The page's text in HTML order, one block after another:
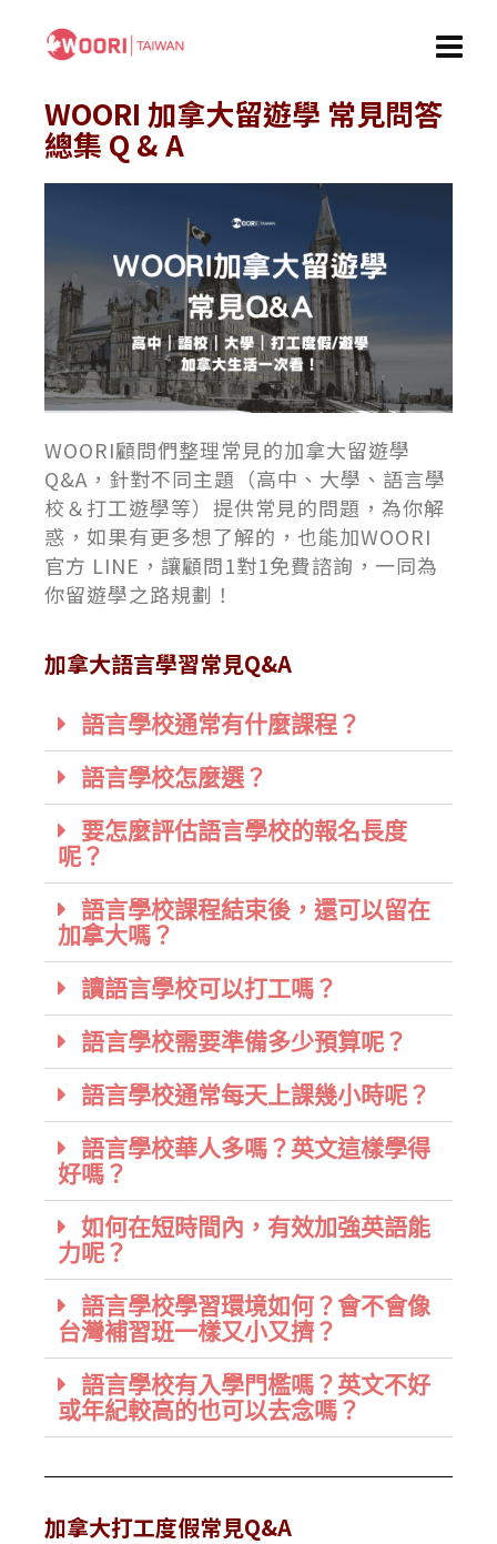
WOORI 加拿大留遊學 常見問答
總集 Q & A
WOORI顧問們整理常見的加拿大留遊學
Q&A，針對不同主題（高中、大學、語言學
校＆打工遊學等）提供常見的問題，為你解
惑，如果有更多想了解的，也能加WOORI
官方 LINE，讓顧問1對1免費諮詢，一同為
你留遊學之路規劃！
加拿大語言學習常見Q&A
語言學校通常有什麼課程？
語言學校怎麼選？
要怎麼評估語言學校的報名長度
呢？
語言學校課程結束後，還可以留在
加拿大嗎？
讀語言學校可以打工嗎？
語言學校需要準備多少預算呢？
語言學校通常每天上課幾小時呢？
語言學校華人多嗎？英文這樣學得
好嗎？
如何在短時間內，有效加強英語能
力呢？
語言學校學習環境如何？會不會像
台灣補習班一樣又小又擠？
語言學校有入學門檻嗎？英文不好
或年紀較高的也可以去念嗎？
加拿大打工度假常見Q&A